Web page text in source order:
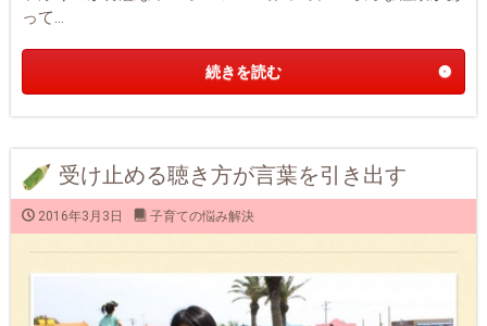
って...
続きを読む
受け止める聴き方が言葉を引き出す
2016年3月3日 子育ての悩み解決